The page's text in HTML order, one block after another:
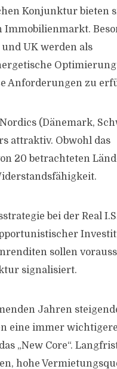
Konjunktur bieten
UK werden als
Anforderungen zu
(Dänemark,
attraktiv. Obwohl das
20 betrachteten
bei der Real
sollen
signalisiert.
Jahren
eine immer
„New Core“.
hohe